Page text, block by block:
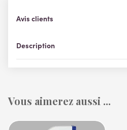
Description
Avis clients
Vous aimerez aussi ...